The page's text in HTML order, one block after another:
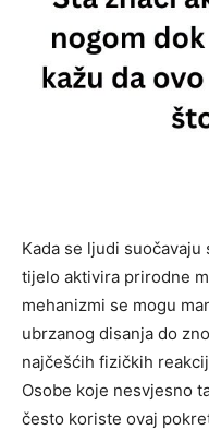
Kada se ljudi
tijelo aktivira prirodne
mehanizmi se mogu
ubrzanog disanja do
najčešćih fizičkih
Osobe koje nesvjesno
često koriste ovaj